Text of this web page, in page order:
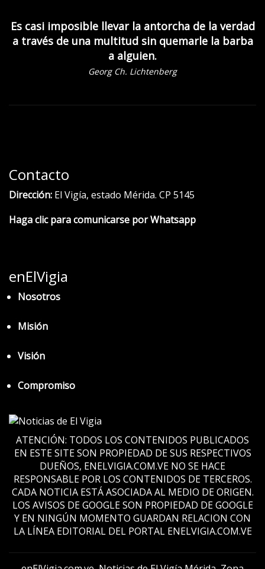
Es casi imposible llevar la antorcha de la verdad
a través de una multitud sin quemarle la barba
a alguien.
Georg Ch. Lichtenberg
Contacto
Dirección: El Vigía, estado Mérida. CP 5145
Haga clic para comunicarse por Whatsapp
enElVigia
Nosotros
Misión
Visión
Compromiso
ATENCIÓN: TODOS LOS CONTENIDOS PUBLICADOS
EN ESTE SITE SON PROPIEDAD DE SUS RESPECTIVOS
DUEÑOS, ENELVIGIA.COM.VE NO SE HACE
RESPONSABLE POR LOS CONTENIDOS DE TERCEROS.
CADA NOTICIA ESTÁ ASOCIADA AL MEDIO DE ORIGEN.
LOS AVISOS DE GOOGLE SON PROPIEDAD DE GOOGLE
Y EN NINGÚN MOMENTO GUARDAN RELACION CON
LA LÍNEA EDITORIAL DEL PORTAL ENELVIGIA.COM.VE